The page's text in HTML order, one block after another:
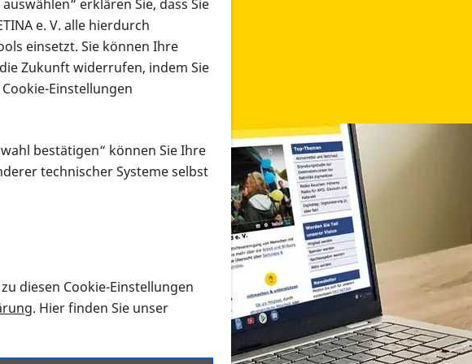
in verschiedenen Formaten an
wie Sie nach Infonmaterial suchen und dieses bestellen bzw. herunterladen
erklären Sie, dass Sie
e. V. alle hierdurch
einsetzt. Sie können Ihre
Zukunft widerrufen, indem Sie
Einstellungen
bestätigen“ können Sie Ihre
technischer Systeme selbst
diesen Cookie-Einstellungen
. Hier finden Sie unser